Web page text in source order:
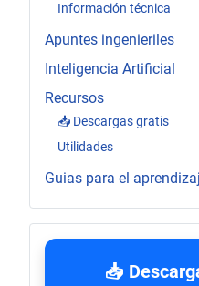
Información técnica
Apuntes ingenieriles
Inteligencia Artificial
Recursos
📥 Descargas gratis
Utilidades
Guias para el
📥